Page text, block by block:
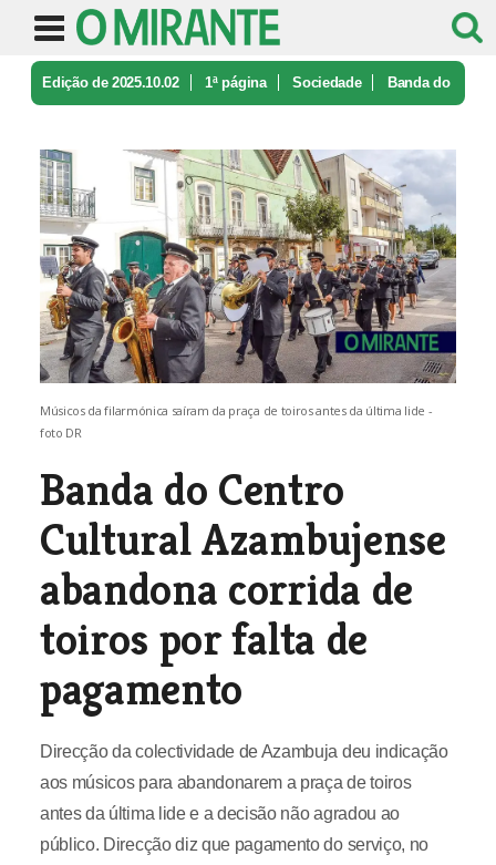
Edição de 2025.10.02 1ª página Sociedade Banda do
Músicos da filarmónica saíram da praça de toiros antes da última lide -
foto DR
Banda do Centro
Cultural Azambujense
abandona corrida de
toiros por falta de
pagamento
Direcção da colectividade de Azambuja deu indicação
aos músicos para abandonarem a praça de toiros
antes da última lide e a decisão não agradou ao
público. Direcção diz que pagamento do serviço, no